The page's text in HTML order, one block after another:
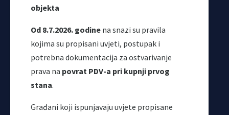
objekta
Od 8.7.2026. godine na snazi su pravila
kojima su propisani uvjeti, postupak i
potrebna dokumentacija za ostvarivanje
prava na povrat PDV-a pri kupnji prvog
stana.
Građani koji ispunjavaju uvjete propisane
Korisni linkovi